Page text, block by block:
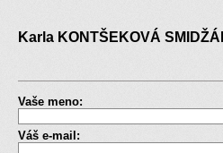
Karla KONTŠEKOVÁ
Vaše meno:
Váš e-mail: